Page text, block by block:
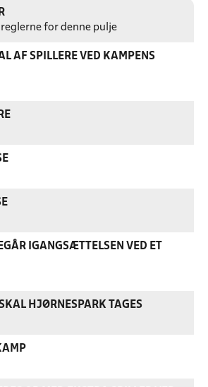
for denne pulje
AF SPILLERE VED KAMPENS
IGANGSÆTTELSEN VED ET
HJØRNESPARK TAGES